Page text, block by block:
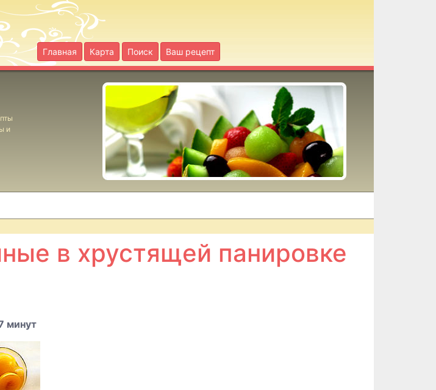
Главная Карта Поиск Ваш рецепт
и
в хрустящей панировке
минут